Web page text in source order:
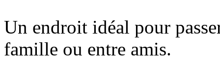
Un endroit idéal pour
famille ou entre amis.